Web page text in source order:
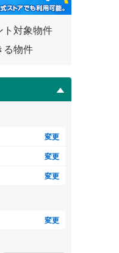
ト対象物件
る物件
変更
変更
変更
変更